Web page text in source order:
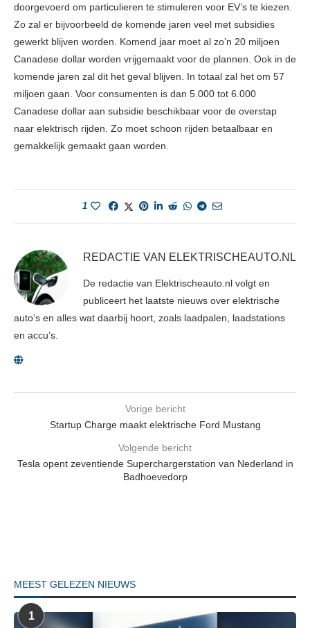
doorgevoerd om particulieren te stimuleren voor EV’s te kiezen.
Zo zal er bijvoorbeeld de komende jaren veel met subsidies
gewerkt blijven worden. Komend jaar moet al zo’n 20 miljoen
Canadese dollar worden vrijgemaakt voor de plannen. Ook in de
komende jaren zal dit het geval blijven. In totaal zal het om 57
miljoen gaan. Voor consumenten is dan 5.000 tot 6.000
Canadese dollar aan subsidie beschikbaar voor de overstap
naar elektrisch rijden. Zo moet schoon rijden betaalbaar en
gemakkelijk gemaakt gaan worden.
1
REDACTIE VAN ELEKTRISCHEAUTO.NL
De redactie van Elektrischeauto.nl volgt en
publiceert het laatste nieuws over elektrische
auto’s en alles wat daarbij hoort, zoals laadpalen, laadstations
en accu’s.
Vorige bericht
Startup Charge maakt elektrische Ford Mustang
Volgende bericht
Tesla opent zeventiende Superchargerstation van Nederland in
Badhoevedorp
MEEST GELEZEN NIEUWS
1